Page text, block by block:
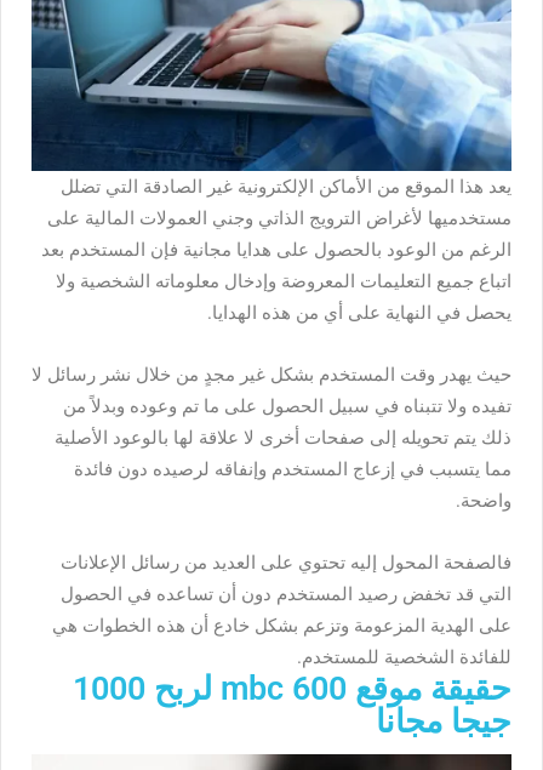
يعد هذا الموقع من الأماكن الإلكترونية غير الصادقة التي تضلل
مستخدميها لأغراض الترويج الذاتي وجني العمولات المالية على
الرغم من الوعود بالحصول على هدايا مجانية فإن المستخدم بعد
اتباع جميع التعليمات المعروضة وإدخال معلوماته الشخصية ولا
يحصل في النهاية على أي من هذه الهدايا.
حيث يهدر وقت المستخدم بشكل غير مجدٍ من خلال نشر رسائل لا
تفيده ولا تتبناه في سبيل الحصول على ما تم وعوده وبدلاً من
ذلك يتم تحويله إلى صفحات أخرى لا علاقة لها بالوعود الأصلية
مما يتسبب في إزعاج المستخدم وإنفاقه لرصيده دون فائدة
واضحة.
فالصفحة المحول إليه تحتوي على العديد من رسائل الإعلانات
التي قد تخفض رصيد المستخدم دون أن تساعده في الحصول
على الهدية المزعومة وتزعم بشكل خادع أن هذه الخطوات هي
للفائدة الشخصية للمستخدم.
حقيقة موقع mbc 600 لربح 1000
جيجا مجانا